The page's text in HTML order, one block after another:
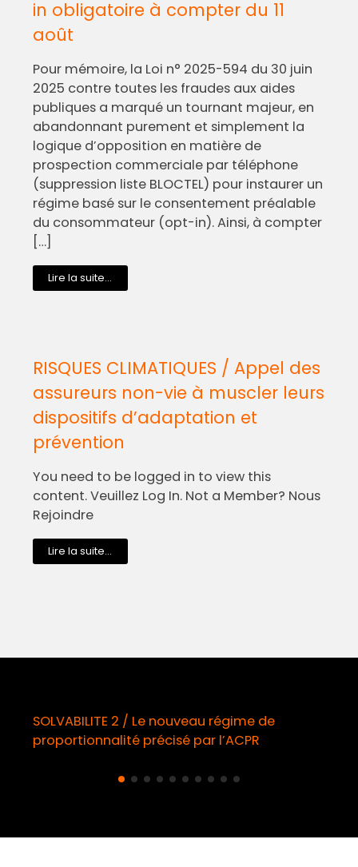
in obligatoire à compter du 11
août
Pour mémoire, la Loi n° 2025-594 du 30 juin
2025 contre toutes les fraudes aux aides
publiques a marqué un tournant majeur, en
abandonnant purement et simplement la
logique d’opposition en matière de
prospection commerciale par téléphone
(suppression liste BLOCTEL) pour instaurer un
régime basé sur le consentement préalable
du consommateur (opt-in). Ainsi, à compter
[…]
Lire la suite...
RISQUES CLIMATIQUES / Appel des
assureurs non-vie à muscler leurs
dispositifs d’adaptation et
prévention
You need to be logged in to view this
content. Veuillez Log In. Not a Member? Nous
Rejoindre
Lire la suite...
SOLVABILITE 2 / Le nouveau régime de
proportionnalité précisé par l’ACPR